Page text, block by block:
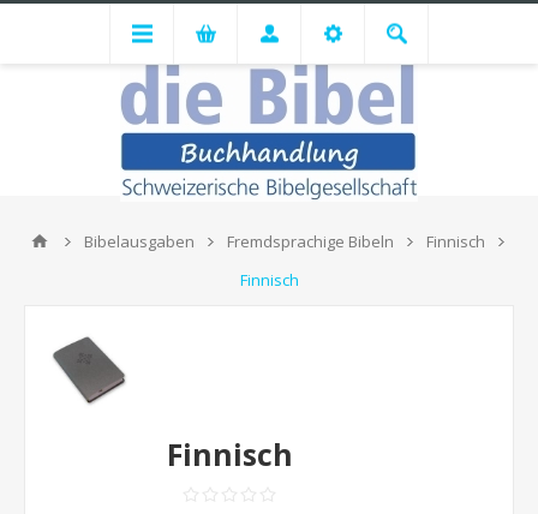
Bibelausgaben Fremdsprachige Bibeln
Finnisch
Finnisch
Finnisch